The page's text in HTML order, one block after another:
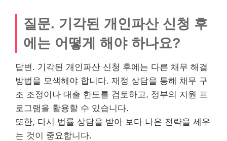
질문. 기각된 개인파산 신청 후
에는 어떻게 해야 하나요?
답변. 기각된 개인파산 신청 후에는 다른 채무 해결
방법을 모색해야 합니다. 재정 상담을 통해 채무 구
조 조정이나 대출 한도를 검토하고, 정부의 지원 프
로그램을 활용할 수 있습니다.
또한, 다시 법률 상담을 받아 보다 나은 전략을 세우
는 것이 중요합니다.